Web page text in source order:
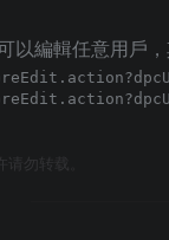
以編輯任意用戶
勿转载。